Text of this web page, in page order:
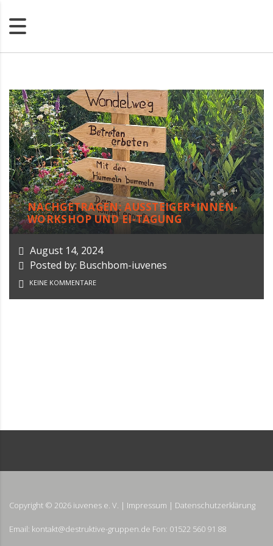
NACHGETRAGEN: AUSSTEIGER*INNEN-
WORKSHOP UND EI-TAGUNG
August 14, 2024
Posted by: Buschbom-iuvenes
KEINE KOMMENTARE
Copyright © 2026 iuvenes e. V. | Impressum | Datenschutzerklärung
Email: kontakt@destruktive-gruppen.de Fon: 01522 560 91 88